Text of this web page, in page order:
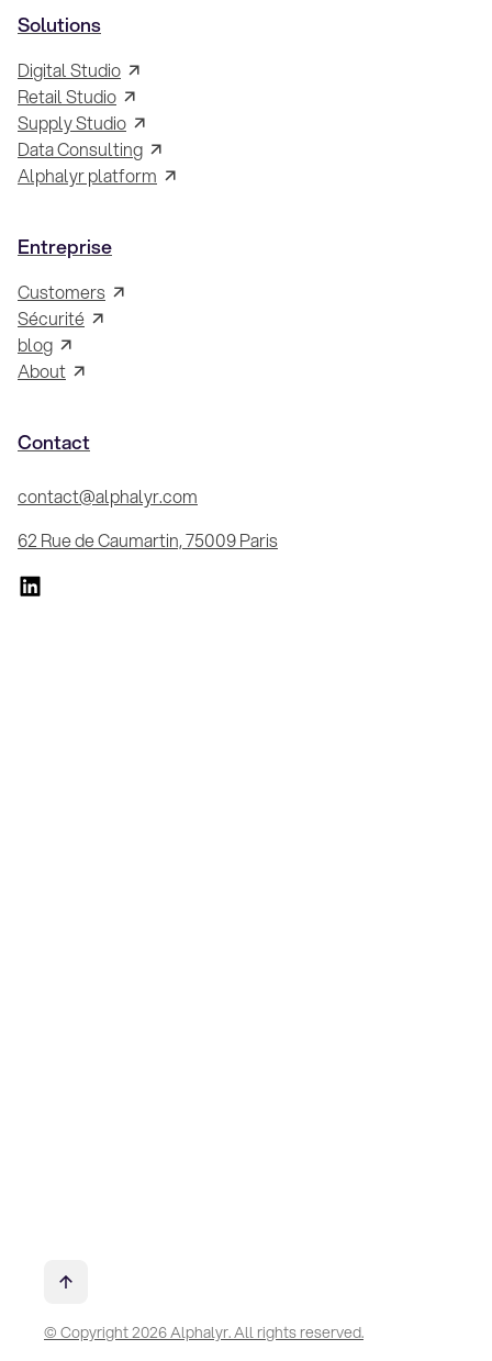
Solutions
Digital Studio
Retail Studio
Supply Studio
Data Consulting
Alphalyr platform
Entreprise
Customers
Sécurité
blog
About
Contact
contact@alphalyr.com
62 Rue de Caumartin, 75009 Paris
© Copyright 2026 Alphalyr. All rights reserved.